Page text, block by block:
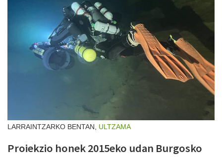
LARRAINTZARKO BENTAN, ULTZAMA
Proiekzio honek 2015eko udan Burgosko